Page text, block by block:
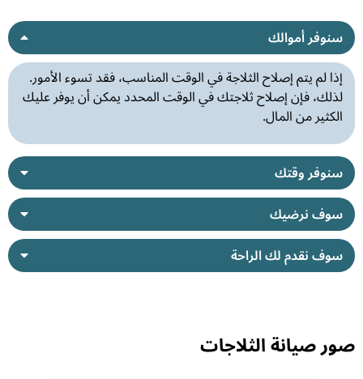
سنوفر أموالك
إذا لم يتم إصلاح الثلاجة في الوقت المناسب، فقد تسوء الأمور.
لذلك، فإن إصلاح ثلاجتك في الوقت المحدد يمكن أن يوفر عليك
الكثير من المال.
سنوفر وقتك
سوف نرضيك
سوف نقدم لك الراحة
صور صيانة الثلاجات